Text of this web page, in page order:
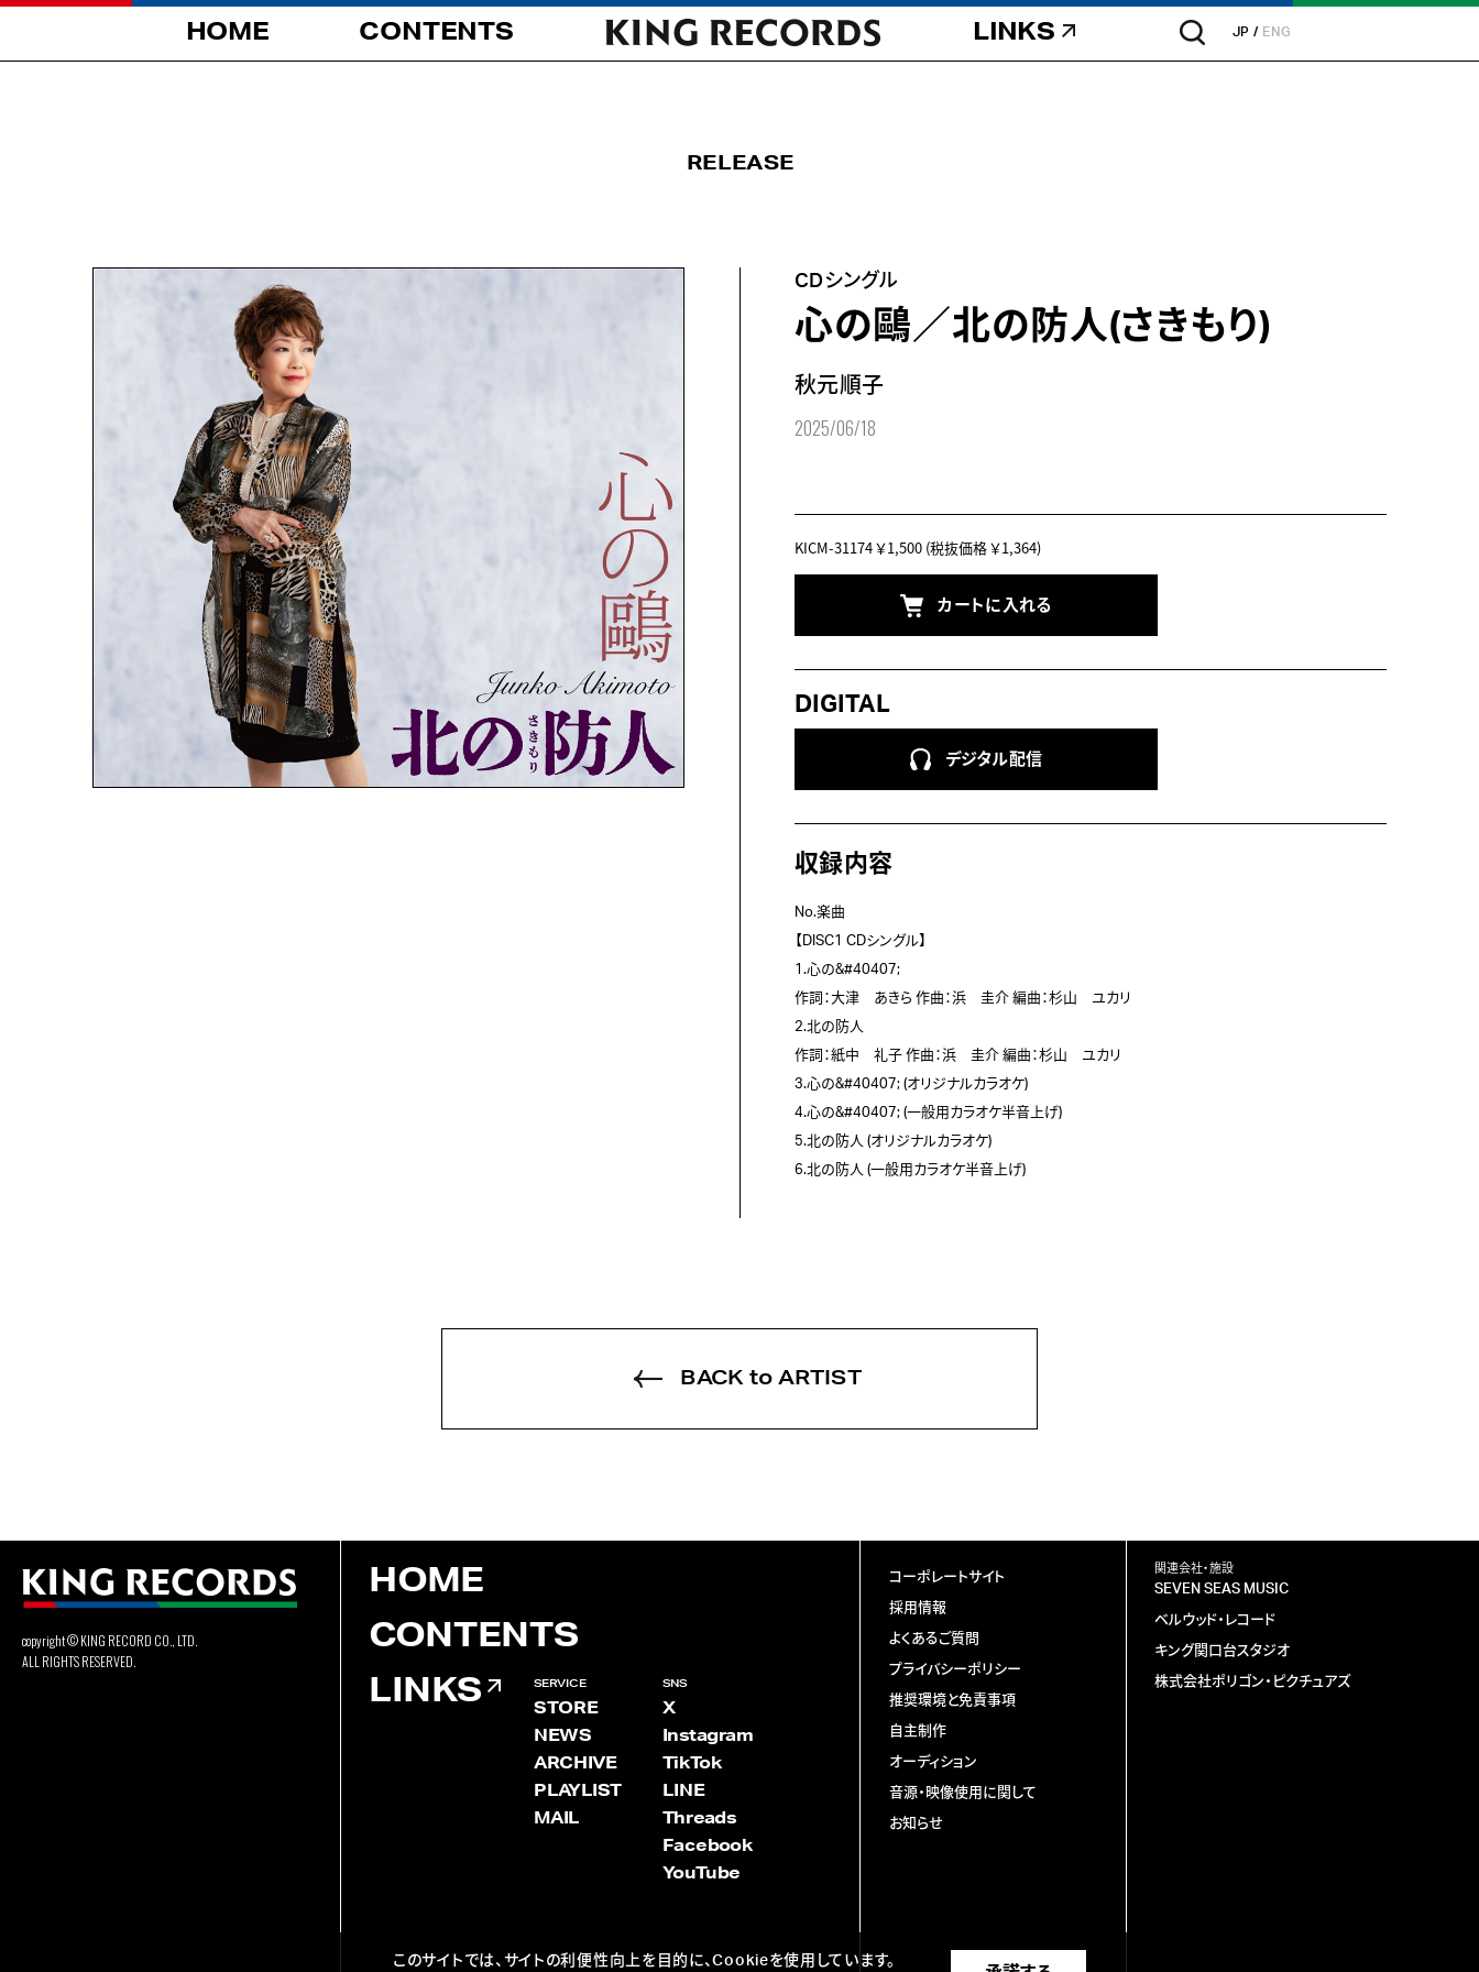
HOME CONTENTS LINKS JP ENG
RELEASE
CDシングル
心の鷗／北の防人(さきもり)
秋元順子
2025/06/18
KICM-31174￥1,500 (税抜価格 ￥1,364)
カートに入れる
DIGITAL
デジタル配信
収録内容
No.楽曲
【DISC1 CDシングル】
1.心の&#40407;
作詞：大津 あきら 作曲：浜 圭介 編曲：杉山 ユカリ
2.北の防人
作詞：紙中 礼子 作曲：浜 圭介 編曲：杉山 ユカリ
3.心の&#40407; (オリジナルカラオケ)
4.心の&#40407; (一般用カラオケ半音上げ)
5.北の防人 (オリジナルカラオケ)
6.北の防人 (一般用カラオケ半音上げ)
BACK to ARTIST
copyright © KING RECORD CO., LTD.
ALL RIGHTS RESERVED.
HOME
CONTENTS
LINKS
SERVICE
STORE
NEWS
ARCHIVE
PLAYLIST
MAIL
SNS
X
Instagram
TikTok
LINE
Threads
Facebook
YouTube
コーポレートサイト
採用情報
よくあるご質問
プライバシーポリシー
推奨環境と免責事項
自主制作
オーディション
音源・映像使用に関して
お知らせ
関連会社・施設
SEVEN SEAS MUSIC
ベルウッド・レコード
キング関口台スタジオ
株式会社ポリゴン・ピクチュアズ
このサイトでは、サイトの利便性向上を目的に、Cookieを使用しています。